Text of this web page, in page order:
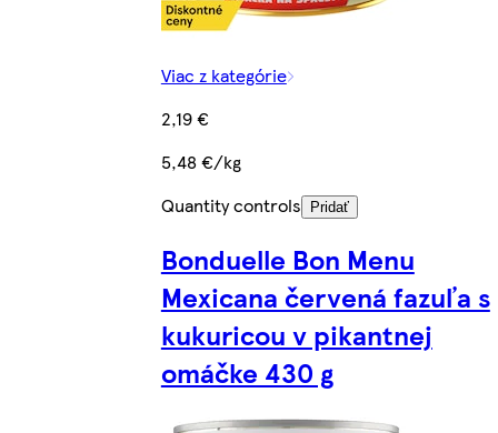
Viac z kategórie
2,19 €
5,48 €/kg
Quantity controls
Pridať
Bonduelle Bon Menu
Mexicana červená fazuľa s
kukuricou v pikantnej
omáčke 430 g